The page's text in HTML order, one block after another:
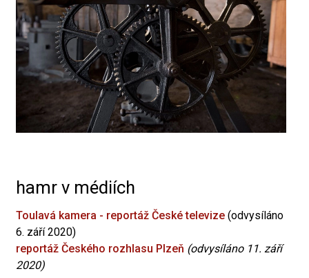
hamr v médiích
Toulavá kamera - reportáž České televize (odvysíláno
6. září 2020)
reportáž Českého rozhlasu Plzeň (odvysíláno 11. září
2020)